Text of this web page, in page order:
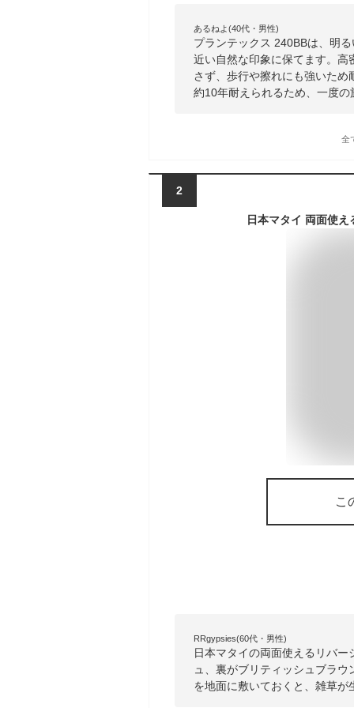
あるねよ(40代・男性)
プランテックス 240BBは、明
近い自然な印象に保てます。
さず、歩行や擦れにも強いた
約10年耐えられるため、一度
全
2
こ
RRgypsies(60代・男性)
日本マタイの両面使えるリバ
ュ、裏がブリティッシュブラ
を地面に敷いておくと、雑草が